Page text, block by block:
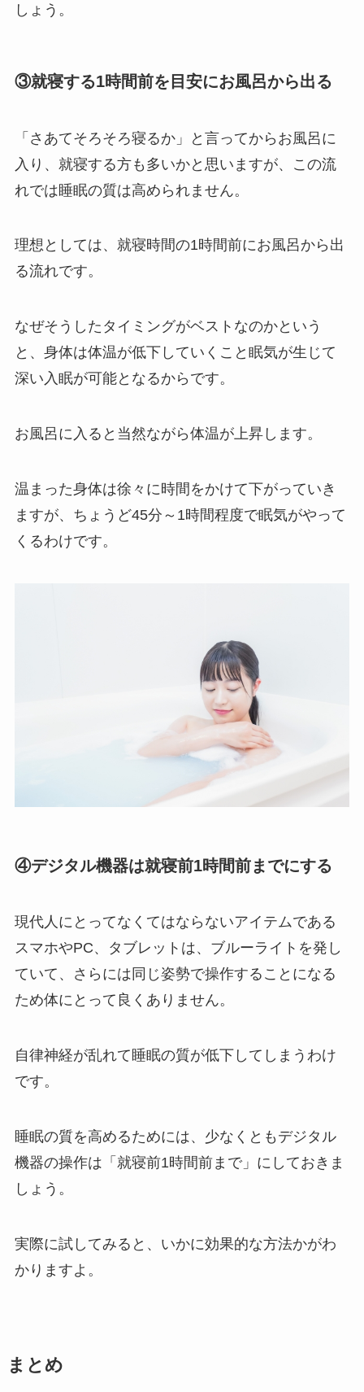
しょう。
③就寝する1時間前を目安にお風呂から出る
「さあてそろそろ寝るか」と言ってからお風呂に
入り、就寝する方も多いかと思いますが、この流
れでは睡眠の質は高められません。
理想としては、就寝時間の1時間前にお風呂から出
る流れです。
なぜそうしたタイミングがベストなのかという
と、身体は体温が低下していくこと眠気が生じて
深い入眠が可能となるからです。
お風呂に入ると当然ながら体温が上昇します。
温まった身体は徐々に時間をかけて下がっていき
ますが、ちょうど45分～1時間程度で眠気がやって
くるわけです。
④デジタル機器は就寝前1時間前までにする
現代人にとってなくてはならないアイテムである
スマホやPC、タブレットは、ブルーライトを発し
ていて、さらには同じ姿勢で操作することになる
ため体にとって良くありません。
自律神経が乱れて睡眠の質が低下してしまうわけ
です。
睡眠の質を高めるためには、少なくともデジタル
機器の操作は「就寝前1時間前まで」にしておきま
しょう。
実際に試してみると、いかに効果的な方法かがわ
かりますよ。
まとめ